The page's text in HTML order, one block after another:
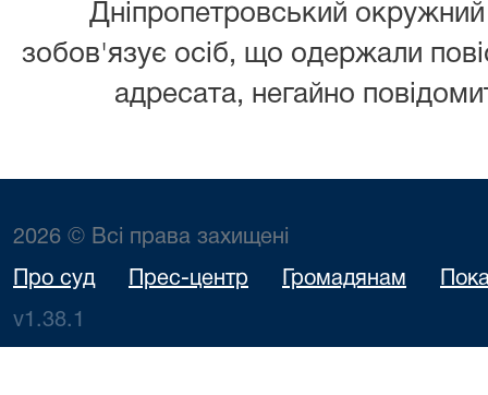
Дніпропетровський окружний
зобов'язує осіб, що одержали
адресата, негайно
2026 © Всі права захищені
Про суд Прес-центр Громадянам
v1.38.1